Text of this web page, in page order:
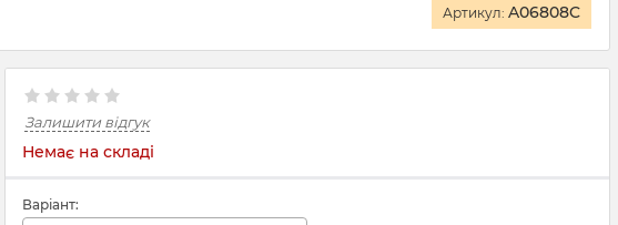
Артикул: A06808C
Залишити відгук
Немає на складі
Варіант: